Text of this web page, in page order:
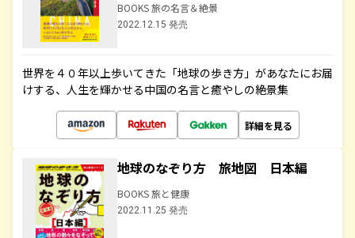
BOOKS 旅の名言＆絶景
2022.12.15 発売
世界を４０年以上歩いてきた「地球の歩き方」があなたにお届
けする、人生を輝かせる中国の名言と癒やしの絶景集
詳細を見る
地球のなぞり方 旅地図 日本編
BOOKS 旅と健康
2022.11.25 発売